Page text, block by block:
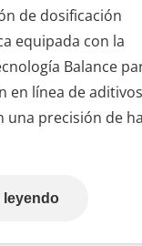
de dosificación
equipada con la
Balance
en línea de aditivos
una precisión de
leyendo